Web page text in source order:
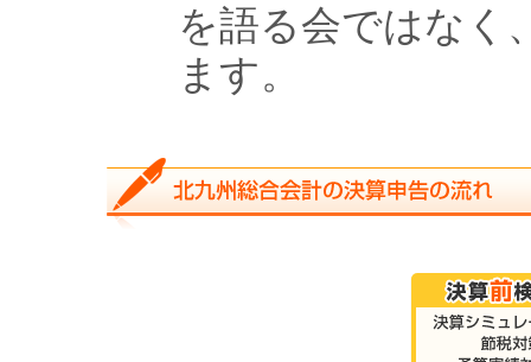
を語る会ではなく
ます。